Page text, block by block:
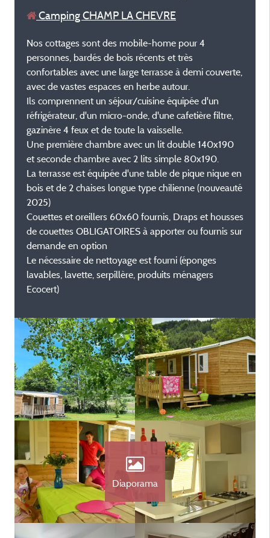
Camping CHAMP LA CHEVRE
Nos cottages sont des mobile-home pour 4
personnes, bardés de bois récents et très
confortables avec une large terrasse à demi couverte,
avec de vastes espaces en herbe autour.
Ils comprennent un séjour/cuisine équipée d'un
réfrigérateur, d'un micro-onde, d'une cafetière filtre,
gazinère 4 feux et de toute la vaisselle.
Une première chambre avec un lit double 140x190
et seconde chambre avec 2 lits simple 80x190.
La terrasse est équipée d'une table de pique nique en
bois et de 2 chaises longue type chilienne (nouveauté
2025)
Couettes et oreillers 60x60 fournis, Draps et housses
de couettes OBLIGATOIRES à apporter ou fournis sur
demande en option
Le nécessaire de nettoyage est fourni (éponges
lavables, lavette, serpillère, produits ménagers
Ecocert)
Diaporama